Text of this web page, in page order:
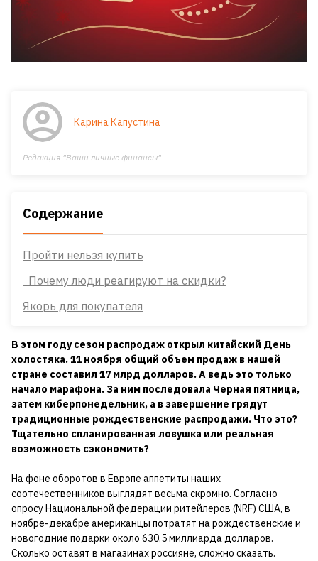
Карина Капустина
Редакция "Ваши личные финансы"
Содержание
Пройти нельзя купить
Почему люди реагируют на скидки?
Якорь для покупателя
В этом году сезон распродаж открыл китайский День
холостяка. 11 ноября общий объем продаж в нашей
стране составил 17 млрд долларов. А ведь это только
начало марафона. За ним последовала Черная пятница,
затем киберпонедельник, а в завершение грядут
традиционные рождественские распродажи. Что это?
Тщательно спланированная ловушка или реальная
возможность сэкономить?
На фоне оборотов в Европе аппетиты наших
соотечественников выглядят весьма скромно. Согласно
опросу Национальной федерации ритейлеров (NRF) США, в
ноябре-декабре американцы потратят на рождественские и
новогодние подарки около 630,5 миллиарда долларов.
Сколько оставят в магазинах россияне, сложно сказать.